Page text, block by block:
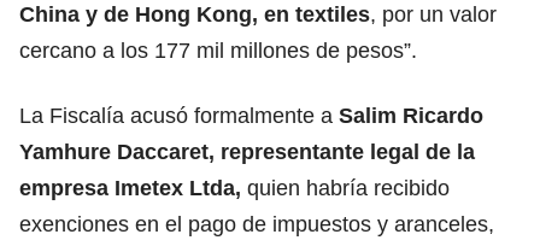
China y de Hong Kong, en textiles, por un valor
cercano a los 177 mil millones de pesos”.
La Fiscalía acusó formalmente a Salim Ricardo
Yamhure Daccaret, representante legal de la
empresa Imetex Ltda, quien habría recibido
exenciones en el pago de impuestos y aranceles,